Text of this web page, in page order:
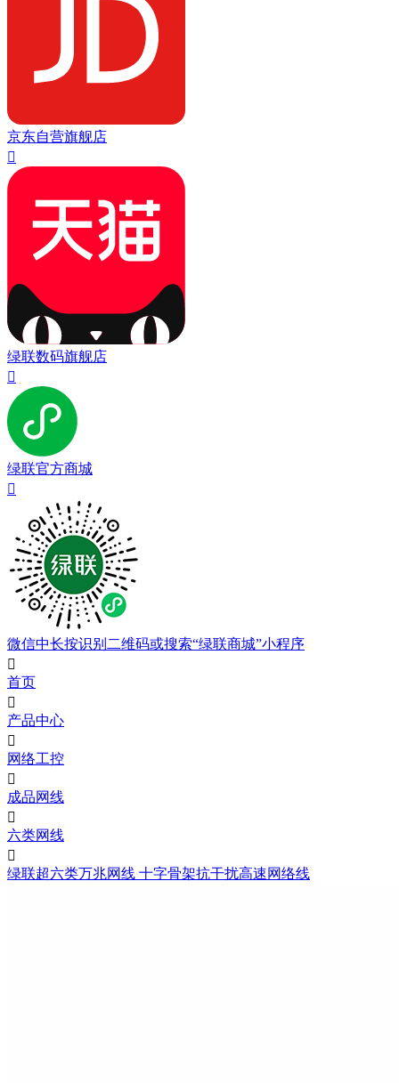
京东自营旗舰店

绿联数码旗舰店

绿联官方商城

微信中长按识别二维码或搜索“绿联商城”小程序

首页

产品中心

网络工控

成品网线

六类网线

绿联超六类万兆网线 十字骨架抗干扰高速网络线